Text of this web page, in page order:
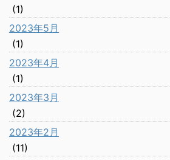
(1)
2023年5月
(1)
2023年4月
(1)
2023年3月
(2)
2023年2月
(11)